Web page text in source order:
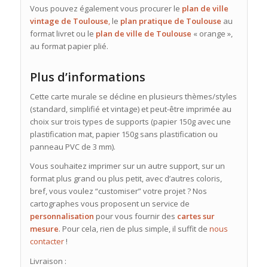
Vous pouvez également vous procurer le plan de ville
vintage de Toulouse,le plan pratique de Toulouse au
format livret ou le plan de ville de Toulouse « orange »,
au format papier plié.
Plus d’informations
Cette carte murale se décline en plusieurs thèmes/styles
(standard, simplifié et vintage) et peut-être imprimée au
choix sur trois types de supports (papier 150g avec une
plastification mat, papier 150g sans plastification ou
panneau PVC de 3 mm).
Vous souhaitez imprimer sur un autre support, sur un
format plus grand ou plus petit, avec d’autres coloris,
bref, vous voulez “customiser” votre projet ? Nos
cartographes vous proposent un service de
personnalisation pour vous fournir des cartes sur
mesure. Pour cela, rien de plus simple, il suffit de nous
contacter!
Livraison :